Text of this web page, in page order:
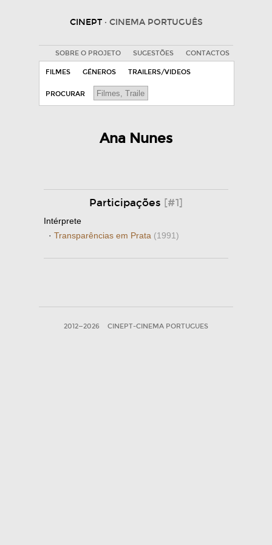
CINEPT · CINEMA PORTUGUÊS
SOBRE O PROJETO SUGESTÕES CONTACTOS
FILMES GÉNEROS TRAILERS/VIDEOS
PROCURAR
Ana Nunes
Participações [#1]
Intérprete
· Transparências em Prata (1991)
2012—2026 CINEPT-CINEMA PORTUGUES